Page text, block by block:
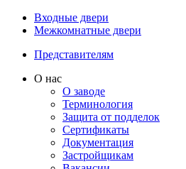
Входные двери
Межкомнатные двери
Представителям
О нас
О заводе
Терминология
Защита от подделок
Сертификаты
Документация
Застройщикам